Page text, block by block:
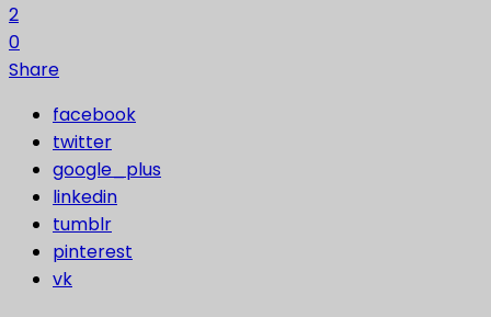
2
0
Share
facebook
twitter
google_plus
linkedin
tumblr
pinterest
vk